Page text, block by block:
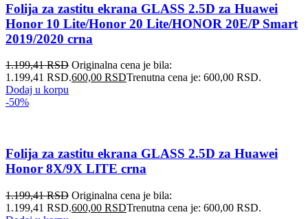
Folija za zastitu ekrana GLASS 2.5D za Huawei
Honor 10 Lite/Honor 20 Lite/HONOR 20E/P Smart
2019/2020 crna
1.199,41RSD Originalna cena je bila:
1.199,41 RSD.600,00 RSDTrenutna cena je: 600,00 RSD.
Dodaj u korpu
-50%
Folija za zastitu ekrana GLASS 2.5D za Huawei
Honor 8X/9X LITE crna
1.199,41RSD Originalna cena je bila:
1.199,41 RSD.600,00 RSDTrenutna cena je: 600,00 RSD.